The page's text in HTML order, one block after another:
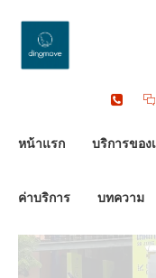
หน้าแรก บริการของ
ค่าบริการ บทความ